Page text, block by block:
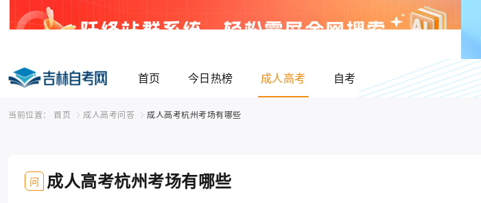
首页 今日热榜 成人高考 自考
当前位置： 首页 成人高考问答 成人高考杭州考场有哪些
问 成人高考杭州考场有哪些